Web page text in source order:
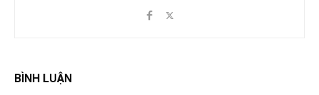
BÌNH LUẬN